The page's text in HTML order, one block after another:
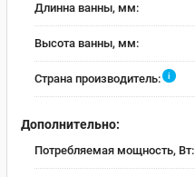
Длинна ванны, мм:
Высота ванны, мм:
Страна производитель: i
Дополнительно:
Потребляемая мощность, Вт: